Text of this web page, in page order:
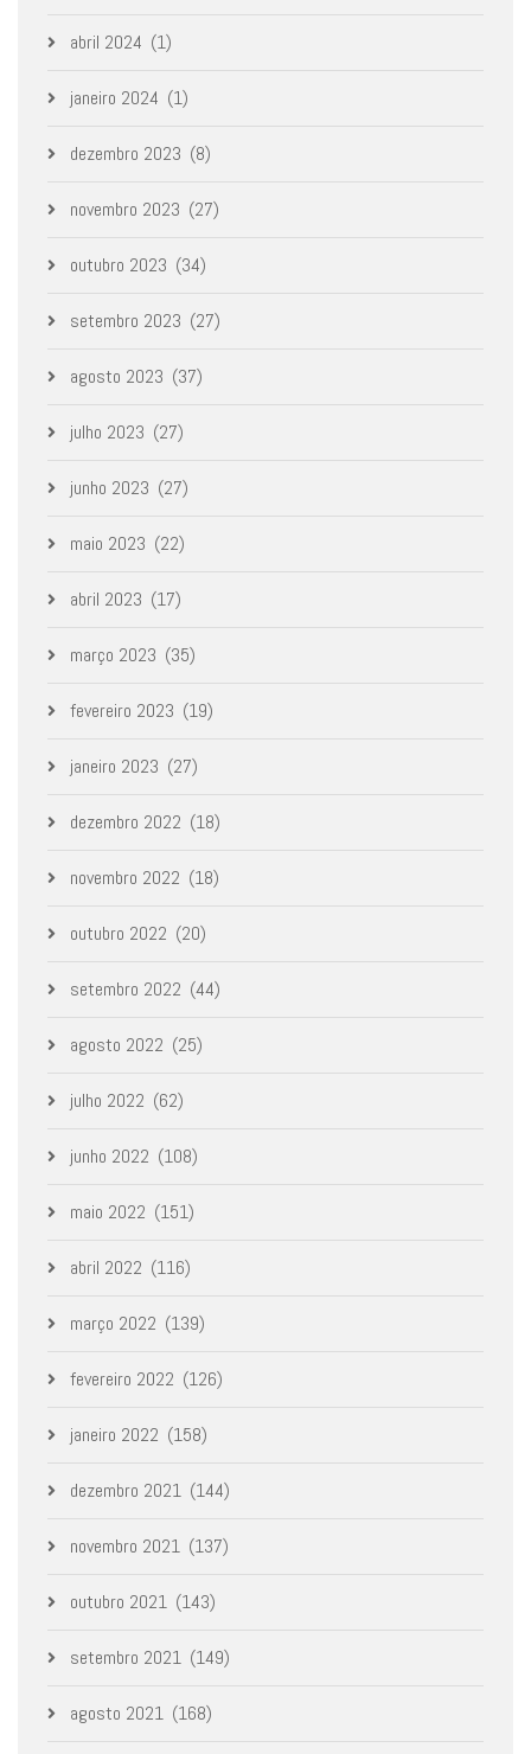
abril 2024 (1)
janeiro 2024 (1)
dezembro 2023 (8)
novembro 2023 (27)
outubro 2023 (34)
setembro 2023 (27)
agosto 2023 (37)
julho 2023 (27)
junho 2023 (27)
maio 2023 (22)
abril 2023 (17)
março 2023 (35)
fevereiro 2023 (19)
janeiro 2023 (27)
dezembro 2022 (18)
novembro 2022 (18)
outubro 2022 (20)
setembro 2022 (44)
agosto 2022 (25)
julho 2022 (62)
junho 2022 (108)
maio 2022 (151)
abril 2022 (116)
março 2022 (139)
fevereiro 2022 (126)
janeiro 2022 (158)
dezembro 2021 (144)
novembro 2021 (137)
outubro 2021 (143)
setembro 2021 (149)
agosto 2021 (168)